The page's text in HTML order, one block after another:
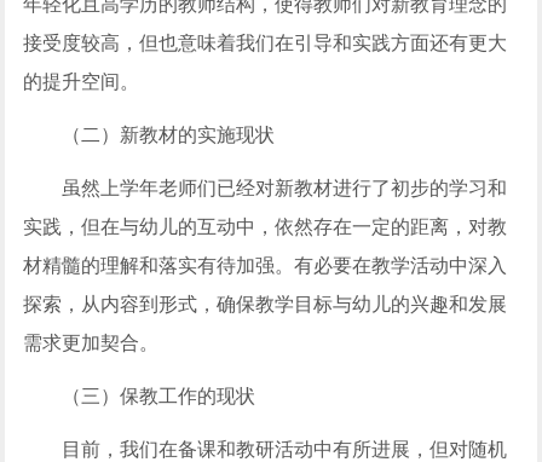
年轻化且高学历的教师结构，使得教师们对新教育理念的
接受度较高，但也意味着我们在引导和实践方面还有更大
的提升空间。
（二）新教材的实施现状
虽然上学年老师们已经对新教材进行了初步的学习和
实践，但在与幼儿的互动中，依然存在一定的距离，对教
材精髓的理解和落实有待加强。有必要在教学活动中深入
探索，从内容到形式，确保教学目标与幼儿的兴趣和发展
需求更加契合。
（三）保教工作的现状
目前，我们在备课和教研活动中有所进展，但对随机